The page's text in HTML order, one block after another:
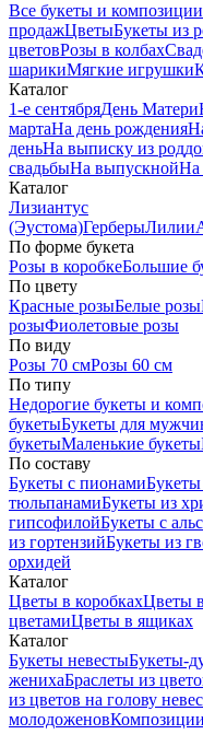
Все букеты и композиции
продажЦветыБукеты из
цветовРозы в колбах
шарикиМягкие игрушки
Каталог
1-е сентябряДень Матери
мартаНа день рождения
деньНа выписку из
свадьбыНа выпускнойНа
Каталог
Лизиантус
(Эустома)ГерберыЛилии
По форме букета
Розы в коробкеБольшие
По цвету
Красные розыБелые розы
розыФиолетовые розы
По виду
Розы 70 смРозы 60 см
По типу
Недорогие букеты и
букетыБукеты для
букетыМаленькие букеты
По составу
Букеты с пионамиБукеты
тюльпанамиБукеты из
гипсофилойБукеты с
из гортензийБукеты из
орхидей
Каталог
Цветы в коробкахЦветы
цветамиЦветы в ящиках
Каталог
Букеты невестыБукеты-
женихаБраслеты из
из цветов на голову
молодоженов